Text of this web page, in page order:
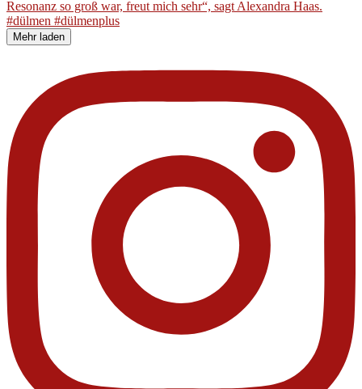
Mehr laden